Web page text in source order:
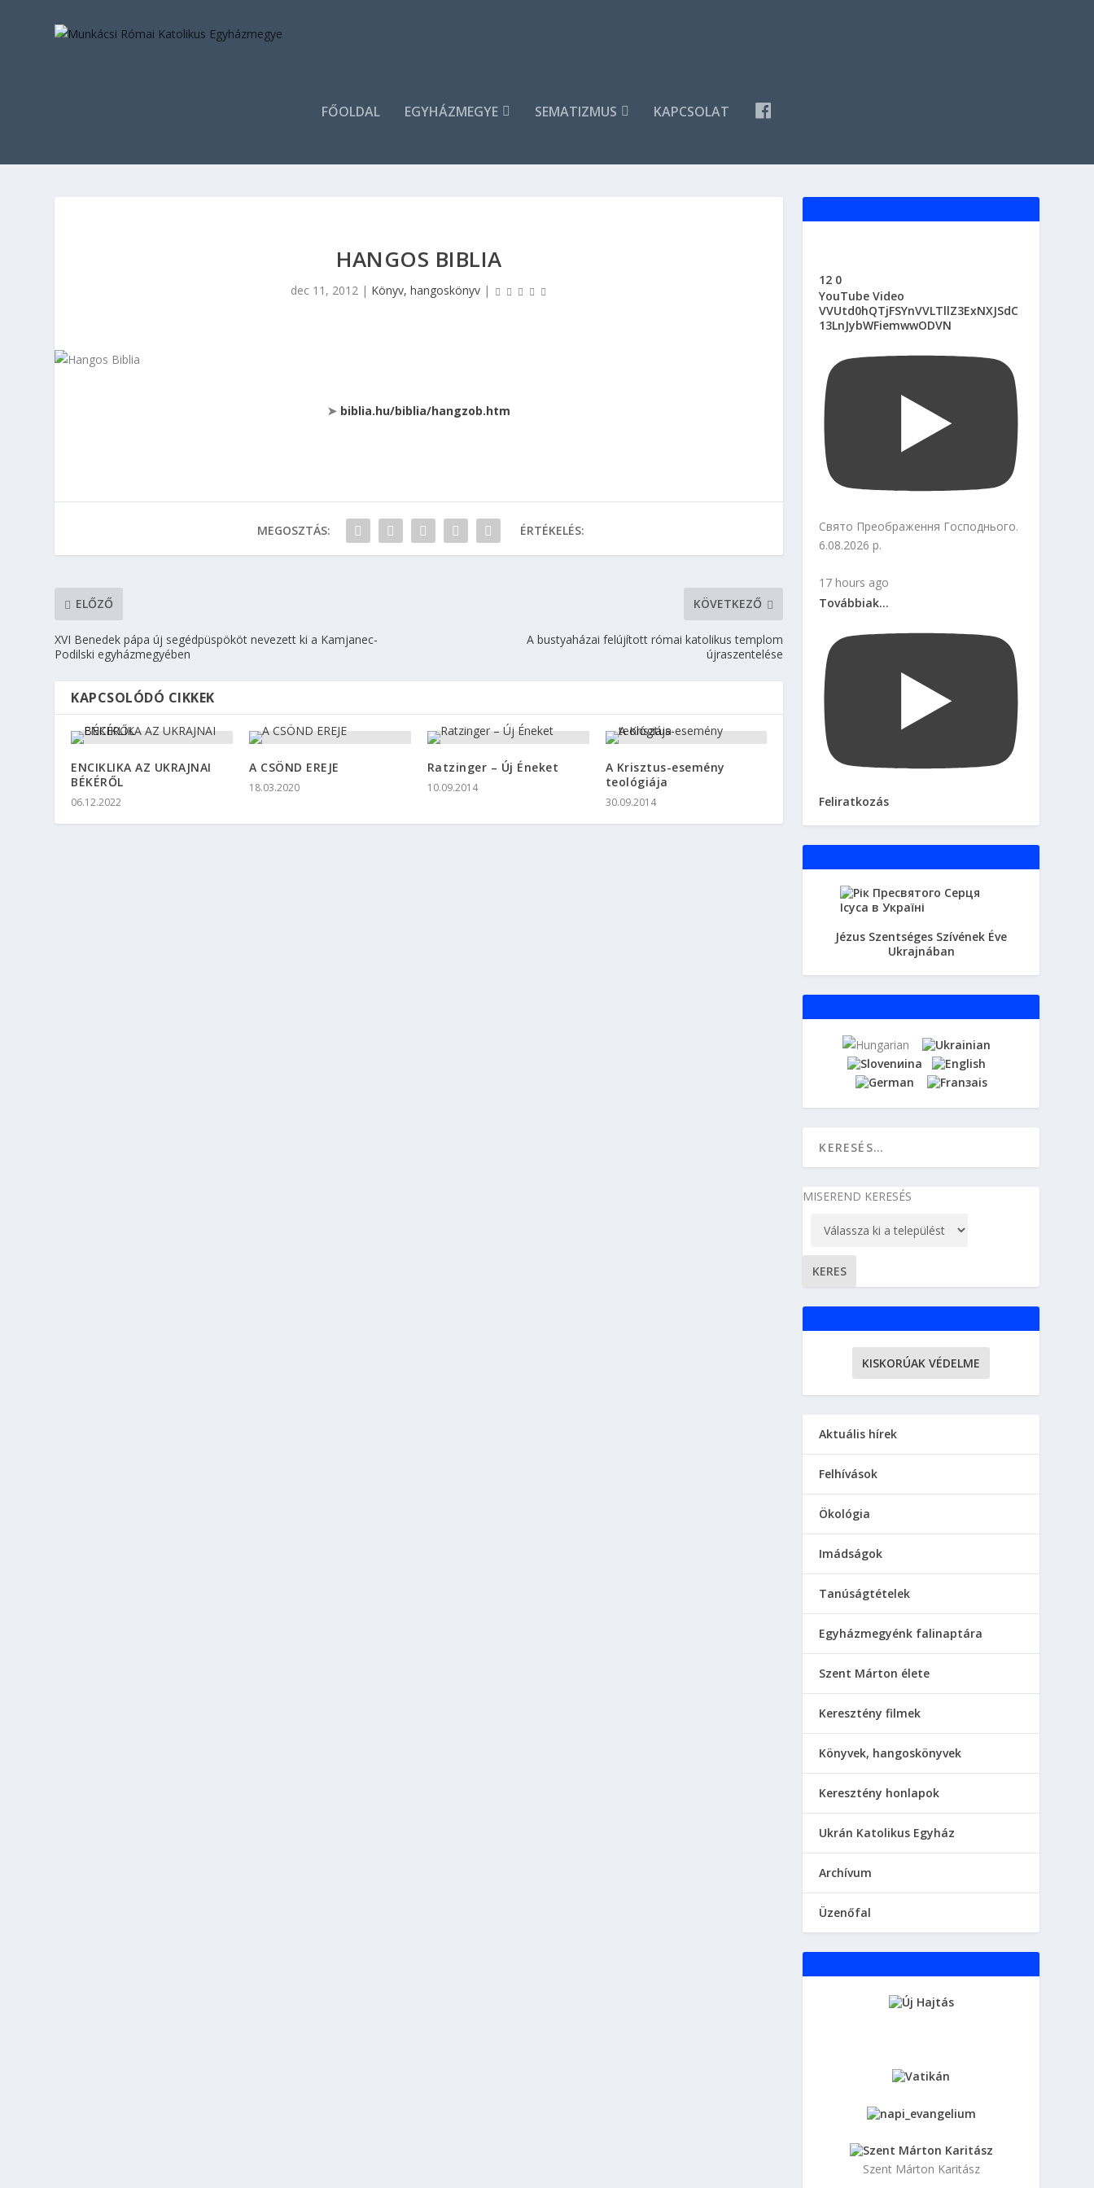
FŐOLDAL EGYHÁZMEGYE SEMATIZMUS KAPCSOLAT
B
HANGOS BIBLIA
dec 11, 2012 | Könyv, hangoskönyv |
➤ biblia.hu/biblia/hangzob.htm
MEGOSZTÁS: ÉRTÉKELÉS:
ELŐZŐ
XVI Benedek pápa új segédpüspököt nevezett ki a Kamjanec-
Podilski egyházmegyében
KÖVETKEZŐ
A bustyaházai felújított római katolikus templom
újraszentelése
KAPCSOLÓDÓ CIKKEK
ENCIKLIKA AZ UKRAJNAI
BÉKÉRŐL
06.12.2022
A CSÖND EREJE
18.03.2020
Ratzinger – Új Éneket
10.09.2014
A Krisztus-esemény
teológiája
30.09.2014
12 0
YouTube Video
VVUtd0hQTjFSYnVVLTllZ3ExNXJSdC
13LnJybWFiemwwODVN
Свято Преображення Господнього.
6.08.2026 р.
17 hours ago
Továbbiak...
Feliratkozás
Jézus Szentséges Szívének Éve
Ukrajnában
MISEREND KERESÉS
KISKORÚAK VÉDELME
Aktuális hírek
Felhívások
Ökológia
Imádságok
Tanúságtételek
Egyházmegyénk falinaptára
Szent Márton élete
Keresztény filmek
Könyvek, hangoskönyvek
Keresztény honlapok
Ukrán Katolikus Egyház
Аrchívum
Üzenőfal
Szent Márton Karitász